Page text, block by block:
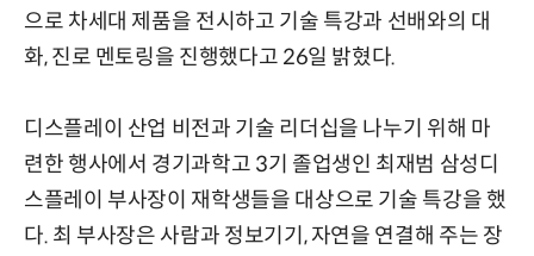
으로 차세대 제품을 전시하고 기술 특강과 선배와의 대
화, 진로 멘토링을 진행했다고 26일 밝혔다.
디스플레이 산업 비전과 기술 리더십을 나누기 위해 마
련한 행사에서 경기과학고 3기 졸업생인 최재범 삼성디
스플레이 부사장이 재학생들을 대상으로 기술 특강을 했
다. 최 부사장은 사람과 정보기기, 자연을 연결해 주는 장